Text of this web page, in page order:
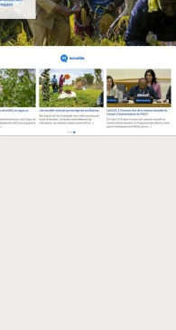
classé 3 étoiles, est situé au
de la ville, dans la cité
et du monde des
affaires.